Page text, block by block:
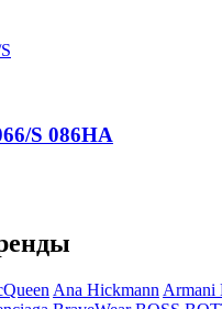
S 086HA
Ana Hickmann Armani